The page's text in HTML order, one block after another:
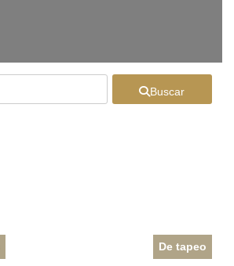
Buscar
De tapeo